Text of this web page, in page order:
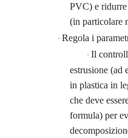
PVC) e
(in particolare
· Regola i
· Il
estrusione (ad
in plastica in
che deve
formula) per